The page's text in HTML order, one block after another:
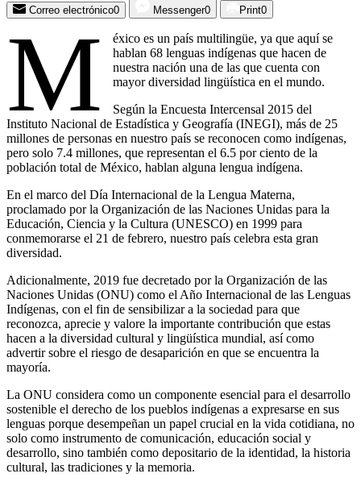
Correo electrónico0 Messenger0 Print0
M
éxico es un país multilingüe, ya que aquí se
hablan 68 lenguas indígenas que hacen de
nuestra nación una de las que cuenta con
mayor diversidad lingüística en el mundo.
Según la Encuesta Intercensal 2015 del
Instituto Nacional de Estadística y Geografía (INEGI), más de 25
millones de personas en nuestro país se reconocen como indígenas,
pero solo 7.4 millones, que representan el 6.5 por ciento de la
población total de México, hablan alguna lengua indígena.
En el marco del Día Internacional de la Lengua Materna,
proclamado por la Organización de las Naciones Unidas para la
Educación, Ciencia y la Cultura (UNESCO) en 1999 para
conmemorarse el 21 de febrero, nuestro país celebra esta gran
diversidad.
Adicionalmente, 2019 fue decretado por la Organización de las
Naciones Unidas (ONU) como el Año Internacional de las Lenguas
Indígenas, con el fin de sensibilizar a la sociedad para que
reconozca, aprecie y valore la importante contribución que estas
hacen a la diversidad cultural y lingüística mundial, así como
advertir sobre el riesgo de desaparición en que se encuentra la
mayoría.
La ONU considera como un componente esencial para el desarrollo
sostenible el derecho de los pueblos indígenas a expresarse en sus
lenguas porque desempeñan un papel crucial en la vida cotidiana, no
solo como instrumento de comunicación, educación social y
desarrollo, sino también como depositario de la identidad, la historia
cultural, las tradiciones y la memoria.